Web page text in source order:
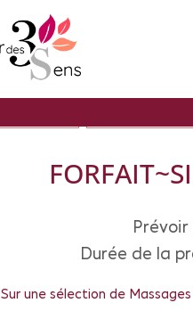
Prévoir
Durée de la
Sur une sélection de